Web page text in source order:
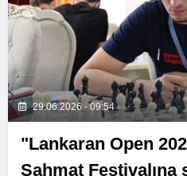
29.06.2026 - 09:54
"Lankaran Open
Şahmat